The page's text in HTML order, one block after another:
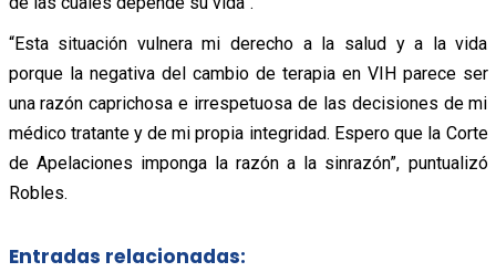
“Esta situación vulnera mi derecho a la salud y a la vida
porque la negativa del cambio de terapia en VIH parece ser
una razón caprichosa e irrespetuosa de las decisiones de mi
médico tratante y de mi propia integridad. Espero que la Corte
de Apelaciones imponga la razón a la sinrazón”, puntualizó
Robles.
Entradas relacionadas: